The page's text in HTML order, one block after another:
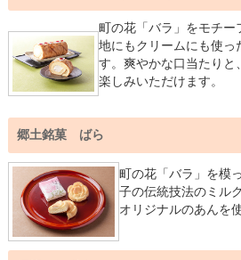
町の花「バラ」をモチー
地にもクリームにも使っ
す。爽やかな口当たりと
楽しみいただけます。
郷土銘菓 ばら
町の花「バラ」を模
子の伝統技法のミル
オリジナルのあんを